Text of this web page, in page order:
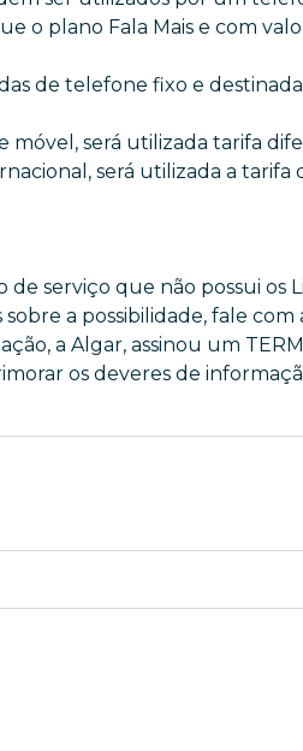
o plano Fala Mais e com
de telefone fixo e
será utilizada tarifa
será utilizada a
serviço que não possui os
a possibilidade, fale com
a Algar, assinou um
os deveres de